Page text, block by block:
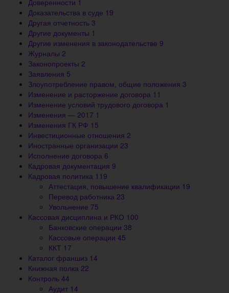
Доверенности 1
Доказательства в суде 19
Другая отчетность 3
Другие документы 1
Другие изменения в законодательстве 9
Журналы 2
Законопроекты 2
Заявления 5
Злоупотребление правом, общие положения 3
Изменение и расторжение договора 11
Изменение условий трудового договора 1
Изменения — 2017 1
Изменения ГК РФ 15
Инвестиционные отношения 2
Иностранные организации 23
Исполнение договора 6
Кадровая документация 9
Кадровая политика 119
Аттестация, повышение квалификации 19
Перевод работника 23
Увольнение 75
Кассовая дисциплина и РКО 100
Банковские операции 38
Кассовые операции 45
ККТ 17
Каталог франшиз 14
Книжная полка 22
Контроль 44
Аудит 14